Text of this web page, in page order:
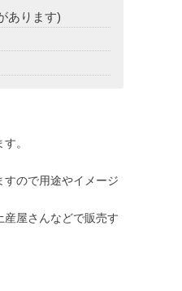
あります)
。
すので用途やイメージ
産屋さんなどで販売す